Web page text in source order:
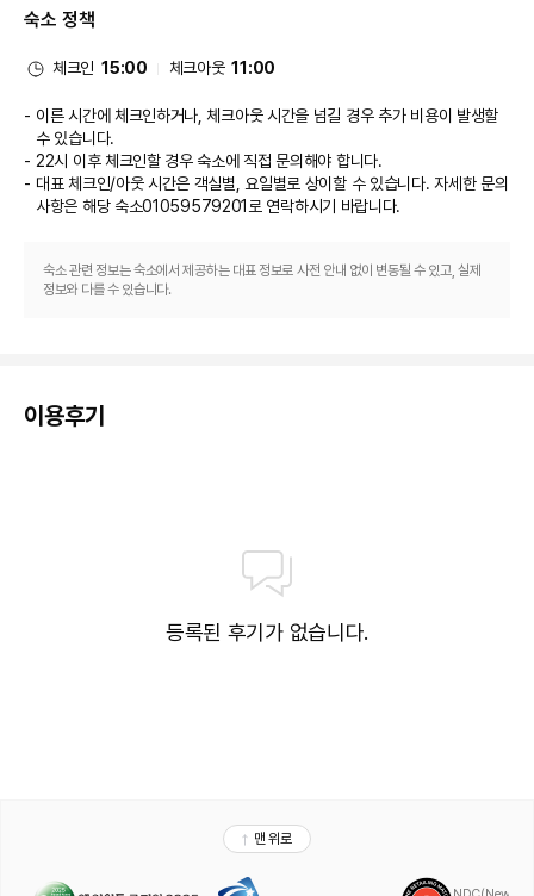
대표적인 편의 시설과 서비스로는 24시간 운영 비즈니스 센터, 간편 체크인,
능합니다.
숙소 정책
체크인 15:00 체크아웃 11:00
이른 시간에 체크인하거나, 체크아웃 시간을 넘길 경우 추가 비용이 발생할
수 있습니다.
22시 이후 체크인할 경우 숙소에 직접 문의해야 합니다.
대표 체크인/아웃 시간은 객실별, 요일별로 상이할 수 있습니다. 자세한 문의
사항은 해당 숙소01059579201 로 연락하시기 바랍니다.
숙소 관련 정보는 숙소에서 제공하는 대표 정보로 사전 안내 없이 변동될 수 있고, 실제
정보와 다를 수 있습니다.
이용후기
등록된 후기가 없습니다.